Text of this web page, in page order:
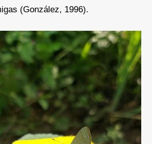
(González, 1996).